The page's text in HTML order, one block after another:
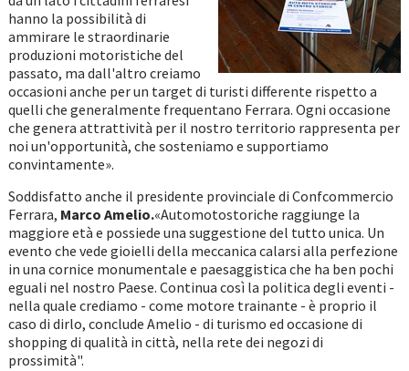
hanno la possibilità di
ammirare le straordinarie
produzioni motoristiche del
passato, ma dall'altro creiamo
occasioni anche per un target di turisti differente rispetto a
quelli che generalmente frequentano Ferrara. Ogni occasione
che genera attrattività per il nostro territorio rappresenta per
noi un'opportunità, che sosteniamo e supportiamo
convintamente».
Soddisfatto anche il presidente provinciale di Confcommercio
Ferrara, Marco Amelio.«Automotostoriche raggiunge la
maggiore età e possiede una suggestione del tutto unica. Un
evento che vede gioielli della meccanica calarsi alla perfezione
in una cornice monumentale e paesaggistica che ha ben pochi
eguali nel nostro Paese. Continua così la politica degli eventi -
nella quale crediamo - come motore trainante - è proprio il
caso di dirlo, conclude Amelio - di turismo ed occasione di
shopping di qualità in città, nella rete dei negozi di
prossimità".